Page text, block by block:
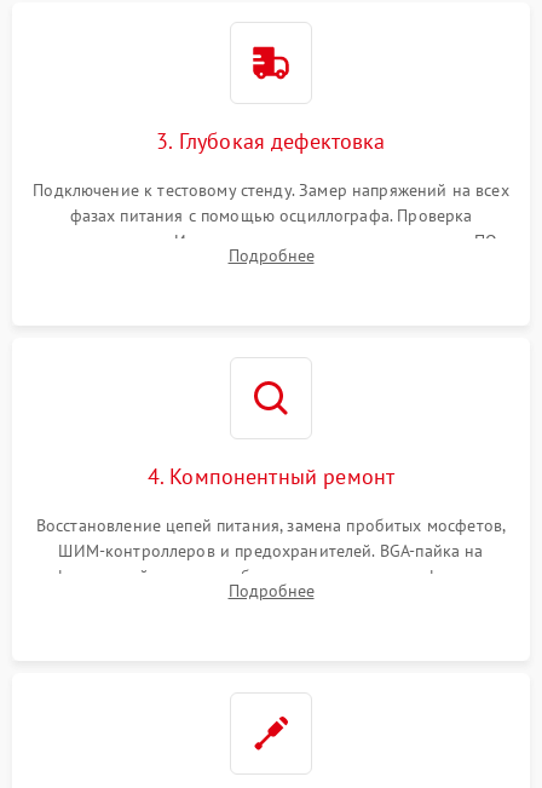
3. Глубокая дефектовка
Подключение к тестовому стенду. Замер напряжений на всех
фазах питания с помощью осциллографа. Проверка
инициализации. Использование специализированного ПО
MATS
Подробнее
4. Компонентный ремонт
Восстановление цепей питания, замена пробитых мосфетов,
ШИМ-контроллеров и предохранителей. BGA-пайка на
инфракрасной станции реболлинг или замена графического
чипа и дефектной памяти GDDR. Прошивка BIOS
Подробнее